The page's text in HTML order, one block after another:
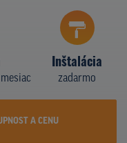
Inštalácia
zadarmo
A CENU